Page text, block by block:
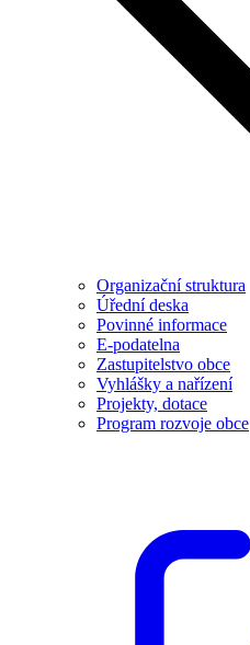
Organizační struktura
Úřední deska
Povinné informace
E-podatelna
Zastupitelstvo obce
Vyhlášky a nařízení
Projekty, dotace
Program rozvoje obce